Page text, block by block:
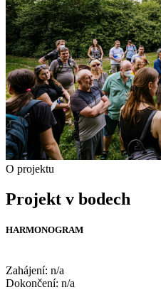
O projektu
Projekt v bodech
HARMONOGRAM
Zahájení: n/a
Dokončení: n/a